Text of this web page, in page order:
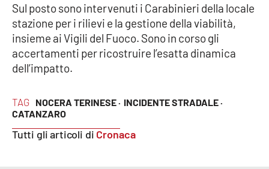
Sanità
Società
Sport
RUBRICHE
TAG NOCERA TERINESE · INCIDENTE STRADALE ·
CATANZARO
Tutti gli articoli di Cronaca
Sul posto sono intervenuti i Carabinieri della locale
stazione per i rilievi e la gestione della viabilità,
insieme ai Vigili del Fuoco. Sono in corso gli
accertamenti per ricostruire l’esatta dinamica
dell’impatto.